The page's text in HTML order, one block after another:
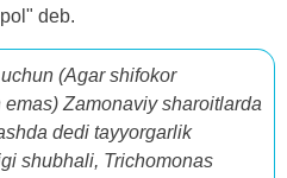
deb.
(Agar shifokor
Zamonaviy sharoitlarda
dedi tayyorgarlik
shubhali, Trichomonas